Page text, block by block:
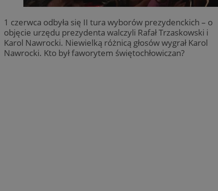
1 czerwca odbyła się II tura wyborów prezydenckich – o
objęcie urzędu prezydenta walczyli Rafał Trzaskowski i
Karol Nawrocki. Niewielką różnicą głosów wygrał Karol
Nawrocki. Kto był faworytem świętochłowiczan?